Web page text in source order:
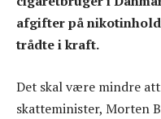
afgifter på
trådte i kraft.
Det skal være mindre
skatteminister, Morten